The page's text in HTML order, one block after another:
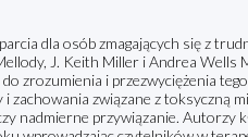
dla osób zmagających się z
J. Keith Miller i Andrea Wells
zrozumienia i przezwyciężenia
związane z toksyczną
nadmierne przywiązanie. Autorzy